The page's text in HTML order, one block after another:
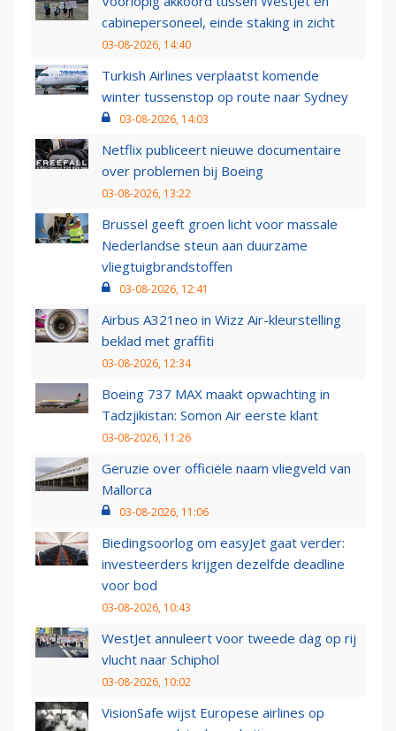
cabinepersoneel, einde staking in zicht
03-08-2026, 14:40
Turkish Airlines verplaatst komende
winter tussenstop op route naar Sydney
03-08-2026, 14:03
Netflix publiceert nieuwe documentaire
over problemen bij Boeing
03-08-2026, 13:22
Brussel geeft groen licht voor massale
Nederlandse steun aan duurzame
vliegtuigbrandstoffen
03-08-2026, 12:41
Airbus A321neo in Wizz Air-kleurstelling
beklad met graffiti
03-08-2026, 12:34
Boeing 737 MAX maakt opwachting in
Tadzjikistan: Somon Air eerste klant
03-08-2026, 11:26
Geruzie over officiële naam vliegveld van
Mallorca
03-08-2026, 11:06
Biedingsoorlog om easyJet gaat verder:
investeerders krijgen dezelfde deadline
voor bod
03-08-2026, 10:43
WestJet annuleert voor tweede dag op rij
vlucht naar Schiphol
03-08-2026, 10:02
VisionSafe wijst Europese airlines op